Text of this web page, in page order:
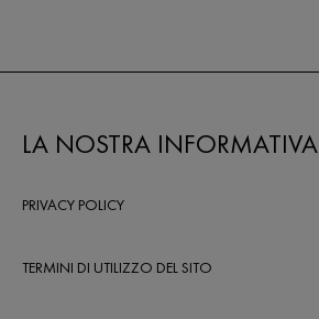
LA NOSTRA INFORMATIVA
PRIVACY POLICY
TERMINI DI UTILIZZO DEL SITO